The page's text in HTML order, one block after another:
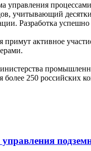
управления
учитывающий
Разработка
активное
более 250 российских
управления